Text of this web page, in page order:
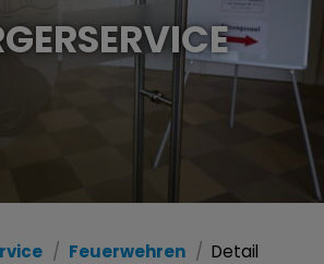
Feuerwehren Detail